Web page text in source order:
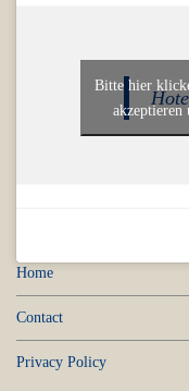
Bitte hier
akzeptieren
Home
Contact
Privacy Policy